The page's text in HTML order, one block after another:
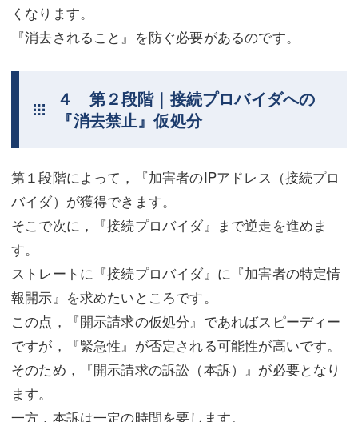
くなります。
『消去されること』を防ぐ必要があるのです。
４ 第２段階｜接続プロバイダへの
『消去禁止』仮処分
第１段階によって，『加害者のIPアドレス（接続プロ
バイダ）が獲得できます。
そこで次に，『接続プロバイダ』まで逆走を進めま
す。
ストレートに『接続プロバイダ』に『加害者の特定情
報開示』を求めたいところです。
この点，『開示請求の仮処分』であればスピーディー
ですが，『緊急性』が否定される可能性が高いです。
そのため，『開示請求の訴訟（本訴）』が必要となり
ます。
一方，本訴は一定の時間を要します。